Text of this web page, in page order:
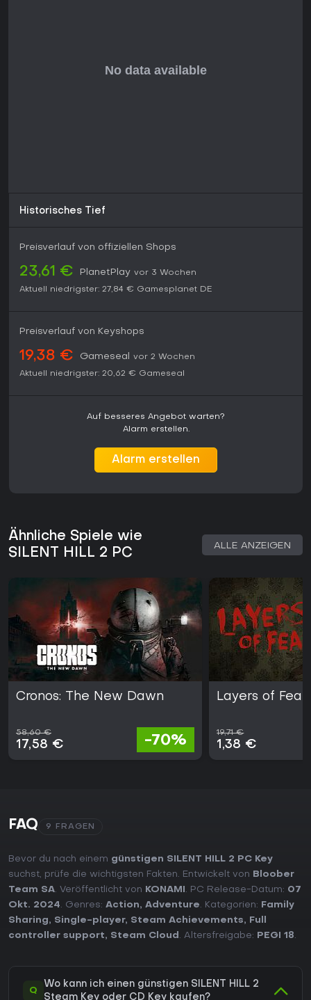
Historisches Tief
Preisverlauf von offiziellen Shops
23,61 € PlanetPlay vor 3 Wochen
Aktuell niedrigster: 27,84 € Gamesplanet DE
Preisverlauf von Keyshops
19,38 € Gameseal
vor 2 Wochen
Aktuell niedrigster: 20,62 € Gameseal
Auf besseres Angebot warten?
Alarm erstellen.
Alarm erstellen
Ähnliche Spiele wie
SILENT HILL 2 PC
ALLE ANZEIGEN
Cronos: The New Dawn
58,60 €
17,58 € -70%
Layers of Fear
19,71 €
1,38 €
FAQ 9 FRAGEN
Bevor du nach einem günstigen SILENT HILL 2 PC Key
suchst, prüfe die wichtigsten Fakten. Entwickelt von
Bloober
Team SA. Veröffentlicht von KONAMI . PC Release-Datum: 07
Okt. 2024. Genres: Action, Adventure. Kategorien:
Family
Sharing, Single-player, Steam Achievements,
Full
controller support, Steam Cloud . Altersfreigabe: PEGI 18.
Q
Wo kann ich einen günstigen SILENT HILL 2
Steam Key oder CD Key kaufen?